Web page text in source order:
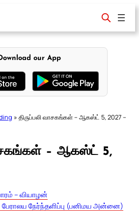
our App
» திருப்பலி வாசகங்கள் – ஆகஸ்ட் 5, 2027 –
– ஆகஸ்ட் 5,
– வியாழன்
நேர்ந்தளிப்பு (பனிமய அன்னை)